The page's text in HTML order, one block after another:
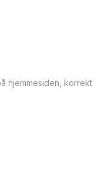
hjemmesiden, korrekt